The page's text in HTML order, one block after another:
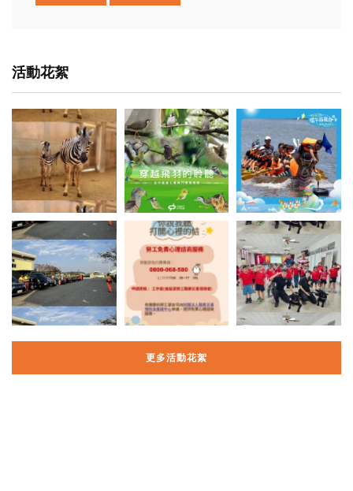
活動花絮
更多活動花絮